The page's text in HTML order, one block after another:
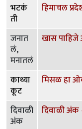
भटकं
ती
हिमाचल
जनात
लं,
मनातलं
खास पाहिजे
काथ्या
कूट
मिसळ हा
दिवाळी
अंक
दिवाळी